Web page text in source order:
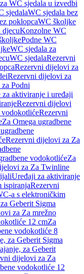
WC sjedala u izvedbi
sjedalaWC sjedala bez
poklopcaWC školjke
djecuKonzolne WC
Podne WC
WC sjedala za
WC sjedalaRezervni
Rezervni dijelovi za
Rezervni dijelovi za
Podni
za aktiviranje i uređaji
Rezervni dijelovi
vodokotlićeRezervni
Za Omega ugradbene
Rezervni dijelovi za Za
vodokotlićeZa
za Za Twinline
Uređaji za aktiviranje
ispiranjaRezervni
a s elektroničkim
Geberit Sigma
za Za mrežno
12 cmZa
vodokotliće 8
za Geberit Sigma
za Geberit
dijelovi za Za
vodokotliće 12